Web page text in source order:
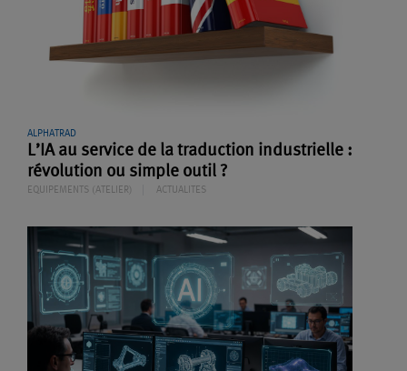
ALPHATRAD
L’IA au service de la traduction industrielle :
révolution ou simple outil ?
EQUIPEMENTS (ATELIER) ACTUALITES